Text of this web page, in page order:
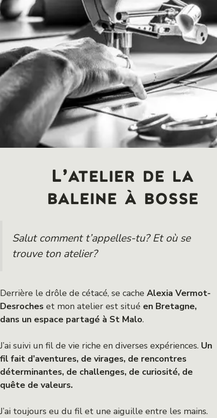
L’atelier de la
baleine à bosse
Salut comment t’appelles-tu? Et où se
trouve ton atelier?
Derrière le drôle de cétacé, se cache Alexia Vermot-
Desroches et mon atelier est situé en Bretagne,
dans un espace partagé à St Malo.
J’ai suivi un fil de vie riche en diverses expériences. Un
fil fait d’aventures, de virages, de rencontres
déterminantes, de challenges, de curiosité, de
quête de valeurs.
J’ai toujours eu du fil et une aiguille entre les mains.